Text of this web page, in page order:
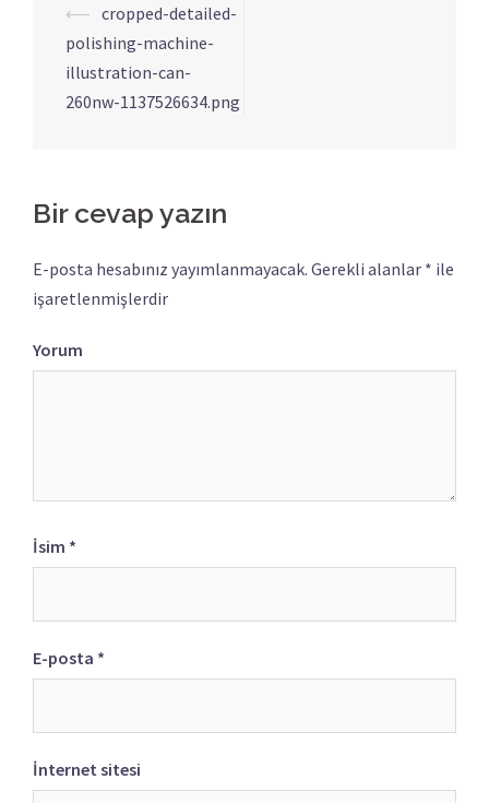
Yazı
dolaşımı
⟵ cropped-detailed-
polishing-machine-
illustration-can-
260nw-1137526634.png
Bir cevap yazın
E-posta hesabınız yayımlanmayacak. Gerekli alanlar * ile
işaretlenmişlerdir
Yorum
İsim *
E-posta *
İnternet sitesi